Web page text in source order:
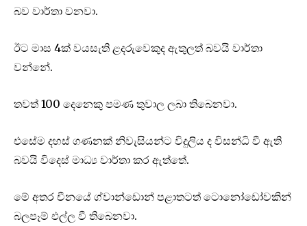
බව වාර්තා වනවා.
ඊට මාස 4ක් වයසැති ළදරුවෙකුද ඇතුලත් බවයි වාර්තා
වන්නේ.
තවත් 100 දෙනෙකු පමණ තුවාල ලබා තිබෙනවා.
එසේම දහස් ගණනක් නිවැසියන්ට විදුලිය ද විසන්ධි වී ඇති
බවයි විදෙස් මාධ්‍ය වාර්තා කර ඇත්තේ.
මේ අතර චීනයේ ග්වාන්ඩොන් පළාතටත් ටොනෝඩෝවකින්
බලපෑම් එල්ල වී තිබෙනවා.